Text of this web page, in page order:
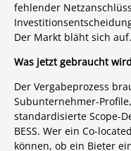
fehlender
Der Markt bläht sich auf.
Was jetzt gebraucht wird
Der Vergabeprozess
Subunternehmer-
standardisierte Scope-
BESS. Wer ein Co-
können, ob ein Bieter